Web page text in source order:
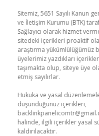
Sitemiz, 5651 Sayılı Kanun
ve İletişim Kurumu (BTK)
Sağlayıcı olarak hizmet
sitedeki içerikleri proaktif
araştırma yükümlülüğümüz
üyelerimiz yazdıkları
taşımakta olup, siteye üye
etmiş sayılırlar.
Hukuka ve yasal
düşündüğünüz içerikleri,
halinde, ilgili içerikler yasal
kaldırılacaktır.